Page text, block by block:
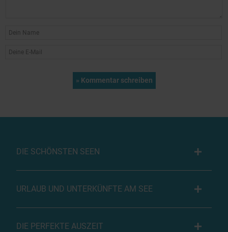
DIE SCHÖNSTEN SEEN
URLAUB UND UNTERKÜNFTE AM SEE
DIE PERFEKTE AUSZEIT